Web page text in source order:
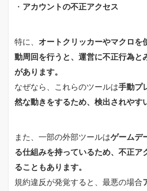
・ アカウントの不正アクセス
特に、 オートクリッカーやマクロを
動周回を行うと、運営に不正行為と
があります。
なぜなら、これらのツールは手動プ
然な動きをするため、検出されやす
また、一部の外部ツールはゲームデ
る仕組みを持っているため、不正ア
ることもあります。
規約違反が発覚すると、最悪の場合